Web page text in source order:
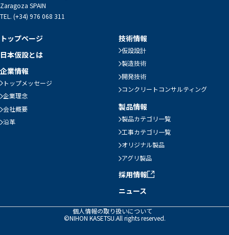
Zaragoza SPAIN
TEL. (+34) 976 068 311
トップページ
日本仮設とは
企業情報
トップメッセージ
企業理念
会社概要
沿革
技術情報
仮設設計
製造技術
開発技術
コンクリートコンサルティング
製品情報
製品カテゴリ一覧
工事カテゴリ一覧
オリジナル製品
アグリ製品
採用情報
ニュース
個人情報の取り扱いについて
©NIHON KASETSU.All rights reserved.